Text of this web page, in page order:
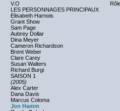
V.O
LES PERSONNAGES PRINCIPAUX
Elisabeth Harnois
Grant Show
Sam Page
Aubrey Dollar
Dina Meyer
Cameron Richardson
Brent Weber
Clare Carey
Susan Walters
Richard Burgi
SAISON 1
(2005)
Alex Carter
Dana Davis
Marcus Coloma
Jon Hamm